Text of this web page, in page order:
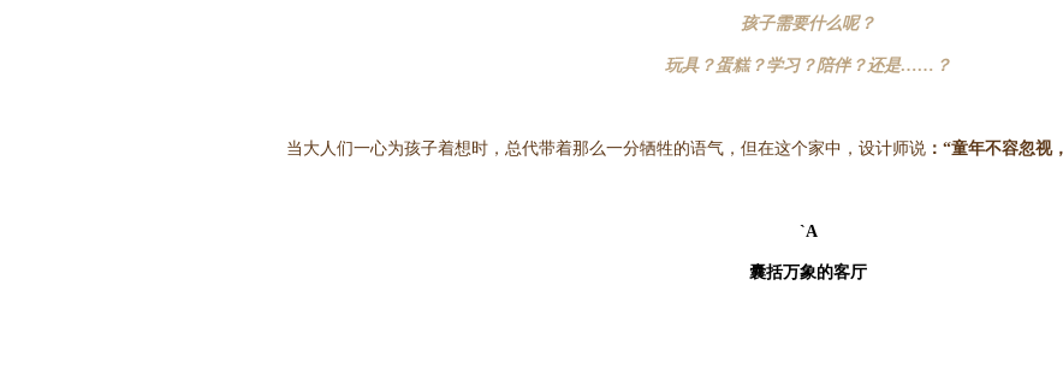
孩子需要什么呢？
玩具？蛋糕？学习？陪伴？还是……？
当大人们一心为孩子着想时，总代带着那么一分牺牲的语气，但在这个家中，设计师说 ：“童年不容忽视
`A
囊括万象的客厅